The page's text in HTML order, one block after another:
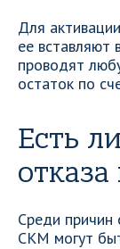
Для
ее вставляют
проводят
остаток по
Есть
Среди причин
СКМ могут